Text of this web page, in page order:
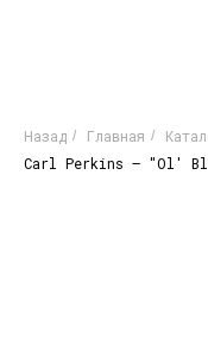
Назад / Главная /
Carl Perkins – "Ol'